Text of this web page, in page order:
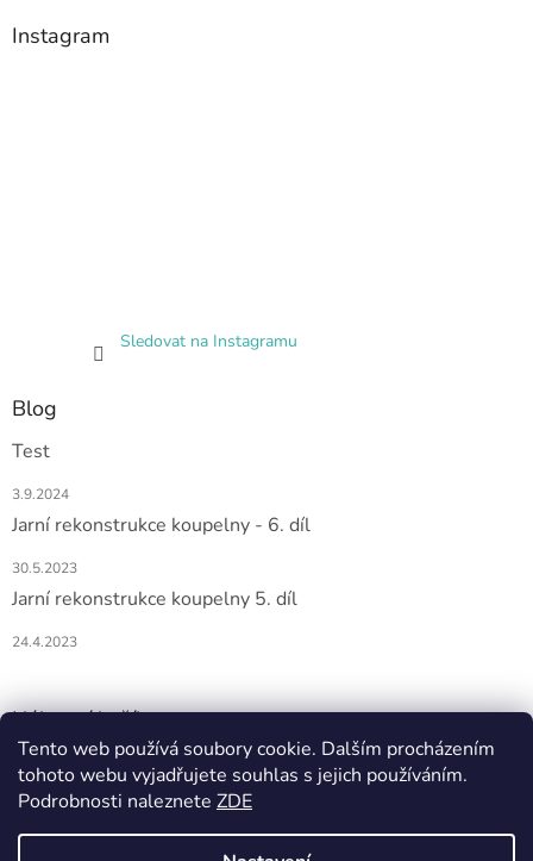
Tento web používá soubory cookie. Dalším procházením
tohoto webu vyjadřujete souhlas s jejich používáním.
Podrobnosti naleznete ZDE
Instagram
Sledovat na Instagramu
Blog
Test
3.9.2024
Jarní rekonstrukce koupelny - 6. díl
30.5.2023
Jarní rekonstrukce koupelny 5. díl
24.4.2023
Nákupní košík
0KS /0 KČ